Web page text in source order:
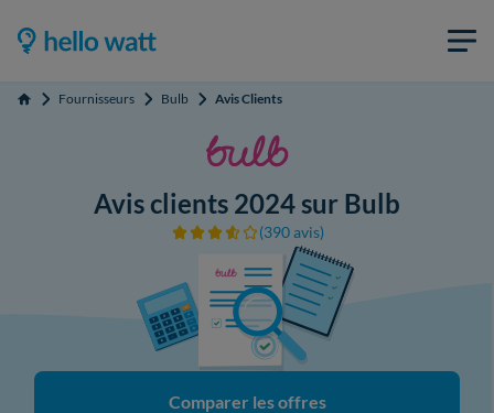
Accueil Fournisseurs Bulb Avis Clients
Avis clients 2024 sur Bulb
(390 avis)
Comparer les offres